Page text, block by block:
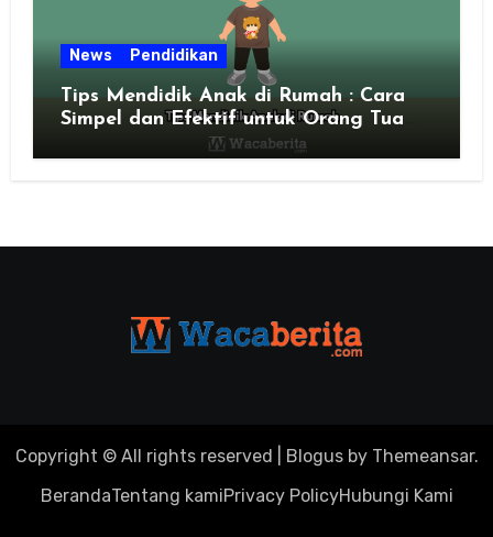
News Pendidikan
Tips Mendidik Anak di Rumah : Cara
Simpel dan Efektif untuk Orang Tua
Zaman Sekarang
Copyright © All rights reserved Blogusby Themeansar.
BerandaTentang kamiPrivacy PolicyHubungi Kami